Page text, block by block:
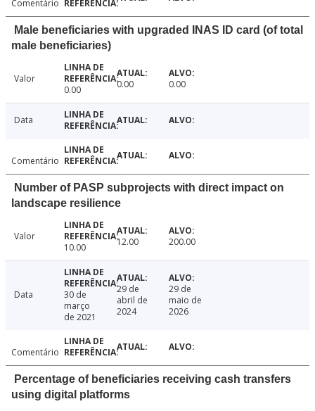
Comentário
Male beneficiaries with upgraded INAS ID card (of total
male beneficiaries)
Valor
0.00
0.00 0.00
Data
Comentário
Number of PASP subprojects with direct impact on
landscape resilience
Valor
10.00
12.00 200.00
Data
30 de
março
de 2021
29 de
abril de
2024
29 de
maio de
2026
Comentário
Percentage of beneficiaries receiving cash transfers
using digital platforms